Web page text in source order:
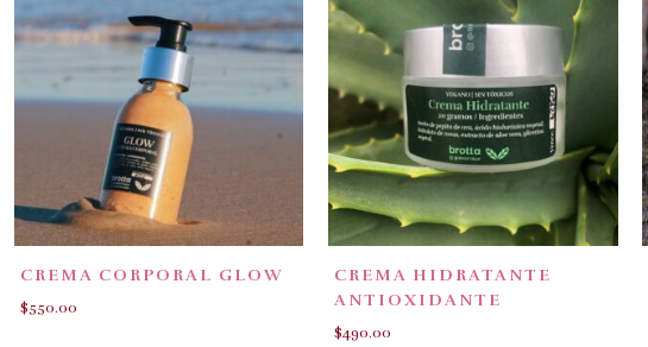
CREMA CORPORAL GLOW
$550.00
CREMA HIDRATANTE
ANTIOXIDANTE
$490.00